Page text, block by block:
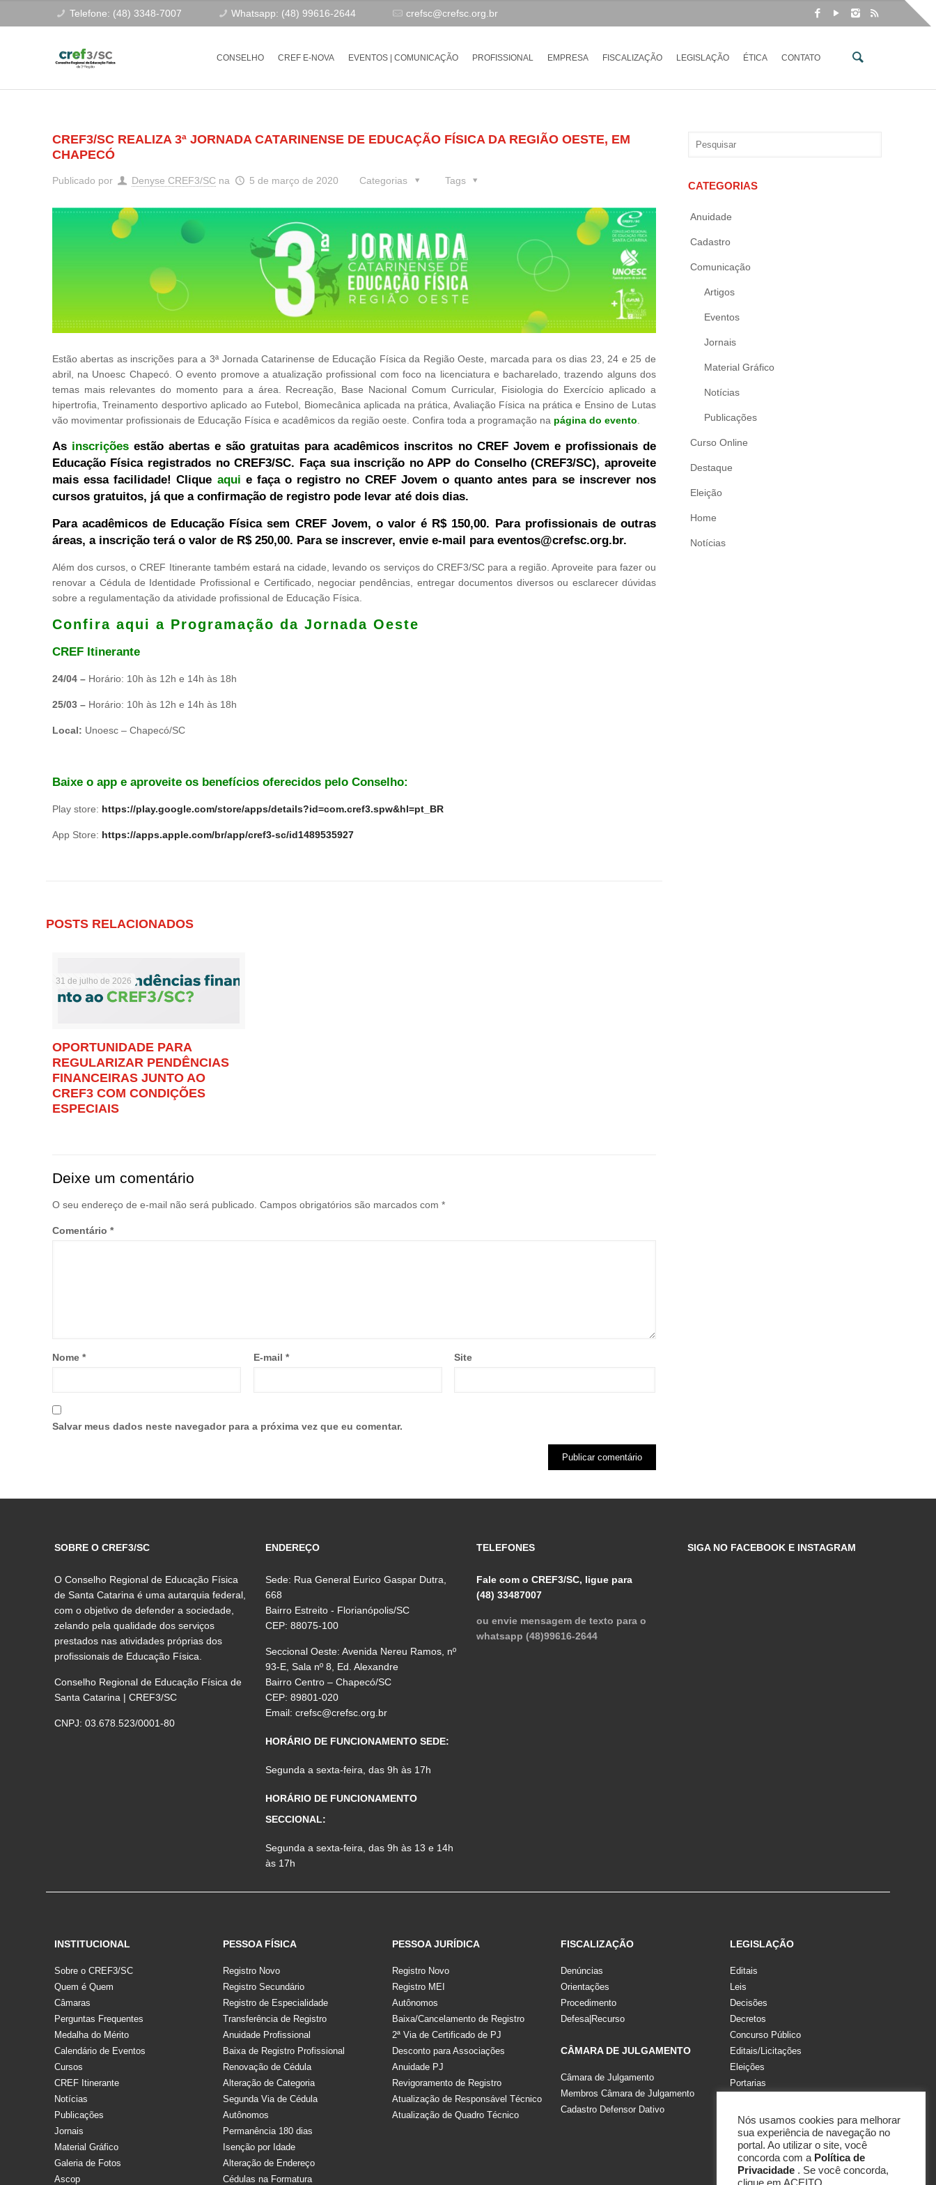
Telefone: (48) 3348-7007 Whatsapp: (48) 99616-2644 crefsc@crefsc.org.br
CONSELHO CREF E-NOVA EVENTOS | COMUNICAÇÃO PROFISSIONAL EMPRESA FISCALIZAÇÃO LEGISLAÇÃO ÉTICA CONTATO
CREF3/SC REALIZA 3ª JORNADA CATARINENSE DE EDUCAÇÃO FÍSICA DA REGIÃO OESTE, EM
CHAPECÓ
Publicado por Denyse CREF3/SC na 5 de março de 2020 Categorias Tags
Estão abertas as inscrições para a 3ª Jornada Catarinense de Educação Física da Região Oeste, marcada para os dias 23, 24 e 25 de
abril, na Unoesc Chapecó. O evento promove a atualização profissional com foco na licenciatura e bacharelado, trazendo alguns dos
temas mais relevantes do momento para a área. Recreação, Base Nacional Comum Curricular, Fisiologia do Exercício aplicado a
hipertrofia, Treinamento desportivo aplicado ao Futebol, Biomecânica aplicada na prática, Avaliação Física na prática e Ensino de Lutas
vão movimentar profissionais de Educação Física e acadêmicos da região oeste. Confira toda a programação na página do evento.
As inscrições estão abertas e são gratuitas para acadêmicos inscritos no CREF Jovem e profissionais de
Educação Física registrados no CREF3/SC. Faça sua inscrição no APP do Conselho (CREF3/SC), aproveite
mais essa facilidade! Clique aqui e faça o registro no CREF Jovem o quanto antes para se inscrever nos
cursos gratuitos, já que a confirmação de registro pode levar até dois dias.
Para acadêmicos de Educação Física sem CREF Jovem, o valor é R$ 150,00. Para profissionais de outras
áreas, a inscrição terá o valor de R$ 250,00. Para se inscrever, envie e-mail para eventos@crefsc.org.br.
Além dos cursos, o CREF Itinerante também estará na cidade, levando os serviços do CREF3/SC para a região. Aproveite para fazer ou
renovar a Cédula de Identidade Profissional e Certificado, negociar pendências, entregar documentos diversos ou esclarecer dúvidas
sobre a regulamentação da atividade profissional de Educação Física.
Confira aqui a Programação da Jornada Oeste
CREF Itinerante
24/04 –Horário: 10h às 12h e 14h às 18h
25/03 –Horário: 10h às 12h e 14h às 18h
Local: Unoesc – Chapecó/SC
Baixe o app e aproveite os benefícios oferecidos pelo Conselho:
Play store: https://play.google.com/store/apps/details?id=com.cref3.spw&hl=pt_BR
App Store: https://apps.apple.com/br/app/cref3-sc/id1489535927
POSTS RELACIONADOS
31 de julho de 2026
OPORTUNIDADE PARA
REGULARIZAR PENDÊNCIAS
FINANCEIRAS JUNTO AO
CREF3 COM CONDIÇÕES
ESPECIAIS
Deixe um comentário
O seu endereço de e-mail não será publicado. Campos obrigatórios são marcados com *
Comentário *
Nome * E-mail * Site
Salvar meus dados neste navegador para a próxima vez que eu comentar.
CATEGORIAS
Anuidade
Cadastro
Comunicação
Artigos
Eventos
Jornais
Material Gráfico
Notícias
Publicações
Curso Online
Destaque
Eleição
Home
Notícias
SOBRE O CREF3/SC
O Conselho Regional de Educação Física
de Santa Catarina é uma autarquia federal,
com o objetivo de defender a sociedade,
zelando pela qualidade dos serviços
prestados nas atividades próprias dos
profissionais de Educação Física.
Conselho Regional de Educação Física de
Santa Catarina | CREF3/SC
CNPJ: 03.678.523/0001-80
ENDEREÇO
Sede: Rua General Eurico Gaspar Dutra,
668
Bairro Estreito - Florianópolis/SC
CEP: 88075-100
Seccional Oeste: Avenida Nereu Ramos, nº
93-E, Sala nº 8, Ed. Alexandre
Bairro Centro – Chapecó/SC
CEP: 89801-020
Email:crefsc@crefsc.org.br
HORÁRIO DE FUNCIONAMENTO SEDE:
Segunda a sexta-feira, das 9h às 17h
HORÁRIO DE FUNCIONAMENTO
SECCIONAL:
Segunda a sexta-feira, das 9h às 13 e 14h
às 17h
TELEFONES
Fale com o CREF3/SC, ligue para
(48) 33487007
ou envie mensagem de texto para o
whatsapp (48)99616-2644
SIGA NO FACEBOOK E INSTAGRAM
INSTITUCIONAL
Sobre o CREF3/SC
Quem é Quem
Câmaras
Perguntas Frequentes
Medalha do Mérito
Calendário de Eventos
Cursos
CREF Itinerante
Notícias
Publicações
Jornais
Material Gráfico
Galeria de Fotos
Ascop
PESSOA FÍSICA
Registro Novo
Registro Secundário
Registro de Especialidade
Transferência de Registro
Anuidade Profissional
Baixa de Registro Profissional
Renovação de Cédula
Alteração de Categoria
Segunda Via de Cédula
Autônomos
Permanência 180 dias
Isenção por Idade
Alteração de Endereço
Cédulas na Formatura
PESSOA JURÍDICA
Registro Novo
Registro MEI
Autônomos
Baixa/Cancelamento de Registro
2ª Via de Certificado de PJ
Desconto para Associações
Anuidade PJ
Revigoramento de Registro
Atualização de Responsável Técnico
Atualização de Quadro Técnico
FISCALIZAÇÃO
Denúncias
Orientações
Procedimento
Defesa|Recurso
CÂMARA DE JULGAMENTO
Câmara de Julgamento
Membros Câmara de Julgamento
Cadastro Defensor Dativo
LEGISLAÇÃO
Editais
Leis
Decisões
Decretos
Concurso Público
Editais/Licitações
Eleições
Portarias
Resoluções
Nós usamos cookies para melhorar
sua experiência de navegação no
portal. Ao utilizar o site, você
concorda com a Política de
Privacidade . Se você concorda,